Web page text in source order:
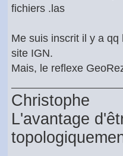
fichiers .las
Me suis inscrit il y a
site IGN.
Mais, le reflexe
Christophe
L'avantage